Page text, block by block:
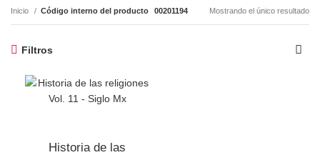
Inicio Código interno del producto 00201194 Mostrando el único resultado
Filtros
Historia de las